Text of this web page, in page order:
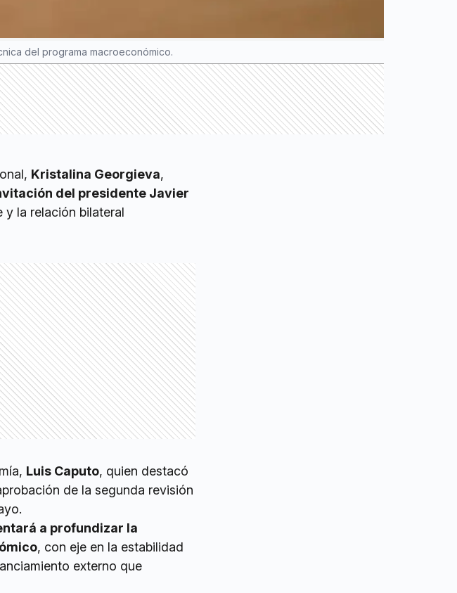
del programa macroeconómico.
Kristalina Georgieva,
del presidente Javier
y la relación bilateral
Luis Caputo, quien destacó
de la segunda revisión
a profundizar la
, con eje en la estabilidad
externo que